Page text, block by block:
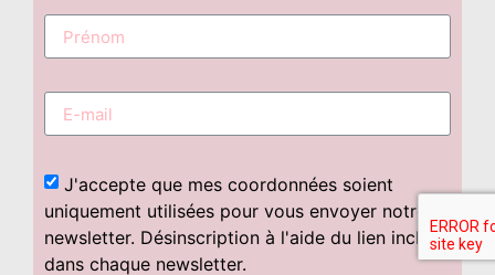
J'accepte que mes coordonnées soient
uniquement utilisées pour vous envoyer notre
newsletter. Désinscription à l'aide du lien inclus
dans chaque newsletter.